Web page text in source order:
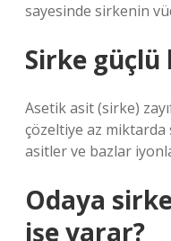
sayesinde sirkenin
Sirke
Asetik asit (sirke)
çözeltiye az miktarda
asitler ve bazlar
Odaya
işe yarar?